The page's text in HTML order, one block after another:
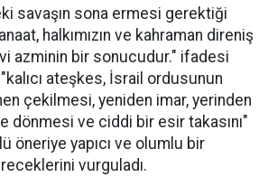
savaşın sona ermesi gerektiği
halkımızın ve kahraman direniş
azminin bir sonucudur." ifadesi
"kalıcı ateşkes, İsrail ordusunun
çekilmesi, yeniden imar, yerinden
dönmesi ve ciddi bir esir takasını"
öneriye yapıcı ve olumlu bir
vurguladı.